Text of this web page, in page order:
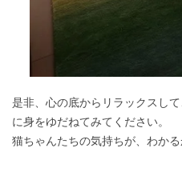
是非、心の底からリラックスし
に身をゆだねてみてください。
猫ちゃんたちの気持ちが、わかる